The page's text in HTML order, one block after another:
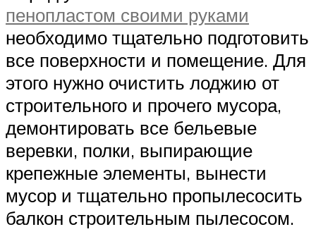
пенопластом своими руками
необходимо тщательно подготовить
все поверхности и помещение. Для
этого нужно очистить лоджию от
строительного и прочего мусора,
демонтировать все бельевые
веревки, полки, выпирающие
крепежные элементы, вынести
мусор и тщательно пропылесосить
балкон строительным пылесосом.